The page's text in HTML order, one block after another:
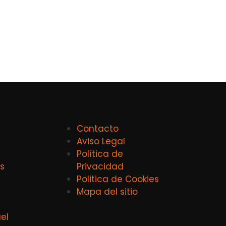
Contacto
Aviso Legal
Política de
Privacidad
Politica de Cookies
Mapa del sitio